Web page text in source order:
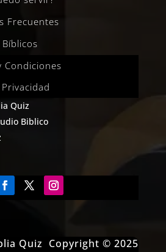
Frecuentes
Condiciones
Quiz
Biblico
Quiz Copyright © 2025